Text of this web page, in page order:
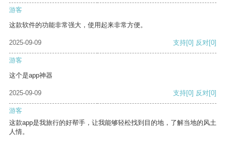
游客
这款软件的功能非常强大，使用起来非常方便。
2025-09-09 支持[0] 反对[0]
游客
这个是app神器
2025-09-09 支持[0] 反对[0]
游客
这款app是我旅行的好帮手，让我能够轻松找到目的地，了解当地的风土
人情。